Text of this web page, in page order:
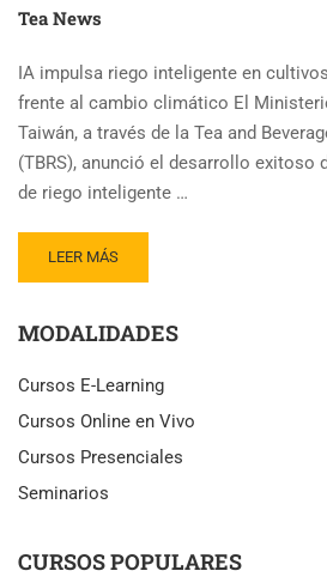
Tea News
IA impulsa riego inteligente en
frente al cambio climático El
Taiwán, a través de la Tea and
(TBRS), anunció el desarrollo exitoso
de riego inteligente …
READ
MORE
IA
RIEGO
EN
CULTIVOS
TÉ
LEER MÁS
MODALIDADES
Cursos E-Learning
Cursos Online en Vivo
Cursos Presenciales
Seminarios
CURSOS POPULARES